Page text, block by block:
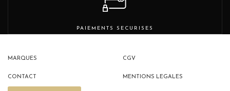
PAIEMENTS SECURISES
MARQUES
CONTACT
CGV
MENTIONS LEGALES